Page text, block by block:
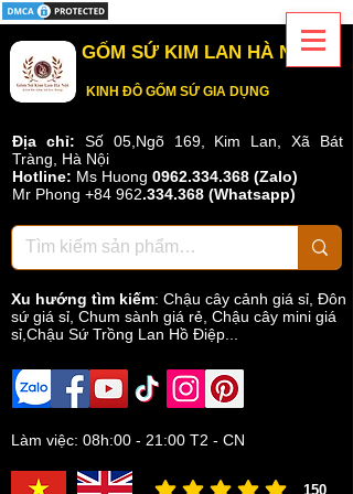
GỐM SỨ KIM LAN HÀ NỘI
KINH ĐÔ GỐM SỨ GIA DỤNG
Địa chỉ: Số 05,Ngõ 169, Kim Lan, Xã Bát
Tràng, Hà Nội
Hotline: Ms Huong 0962.334.368 (Zalo)
Mr Phong +84 962.334.368 (Whatsapp)
Xu hướng tìm kiếm: Chậu cây cảnh giá sỉ Đôn
sứ giá sỉ Chum sành giá rẻ Chậu cây mini giá
sỉ,Chậu Sứ Trồng Lan Hồ Điệp...
Làm việc: 08h:00 - 21:00 T2 - CN
150